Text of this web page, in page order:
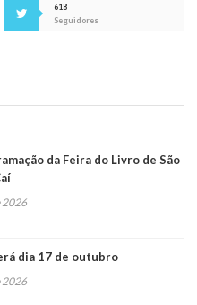
618
Seguidores
da Feira do Livro de São
2026
dia 17 de outubro
2026